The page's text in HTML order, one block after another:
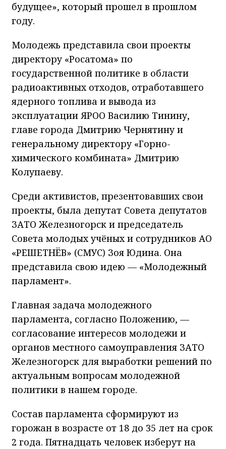
будущее», который прошел в прошлом
году.
Молодежь представила свои проекты
директору «Росатома» по
государственной политике в области
радиоактивных отходов, отработавшего
ядерного топлива и вывода из
эксплуатации ЯРОО Василию Тинину,
главе города Дмитрию Чернятину и
генеральному директору «Горно-
химического комбината» Дмитрию
Колупаеву.
Среди активистов, презентовавших свои
проекты, была депутат Совета депутатов
ЗАТО Железногорск и председатель
Совета молодых учёных и сотрудников АО
«РЕШЕТНЁВ» (СМУС) Зоя Юдина. Она
представила свою идею — «Молодежный
парламент».
Главная задача молодежного
парламента, согласно Положению, —
согласование интересов молодежи и
органов местного самоуправления ЗАТО
Железногорск для выработки решений по
актуальным вопросам молодежной
политики в нашем городе.
Состав парламента сформируют из
горожан в возрасте от 18 до 35 лет на срок
2 года. Пятнадцать человек изберут на